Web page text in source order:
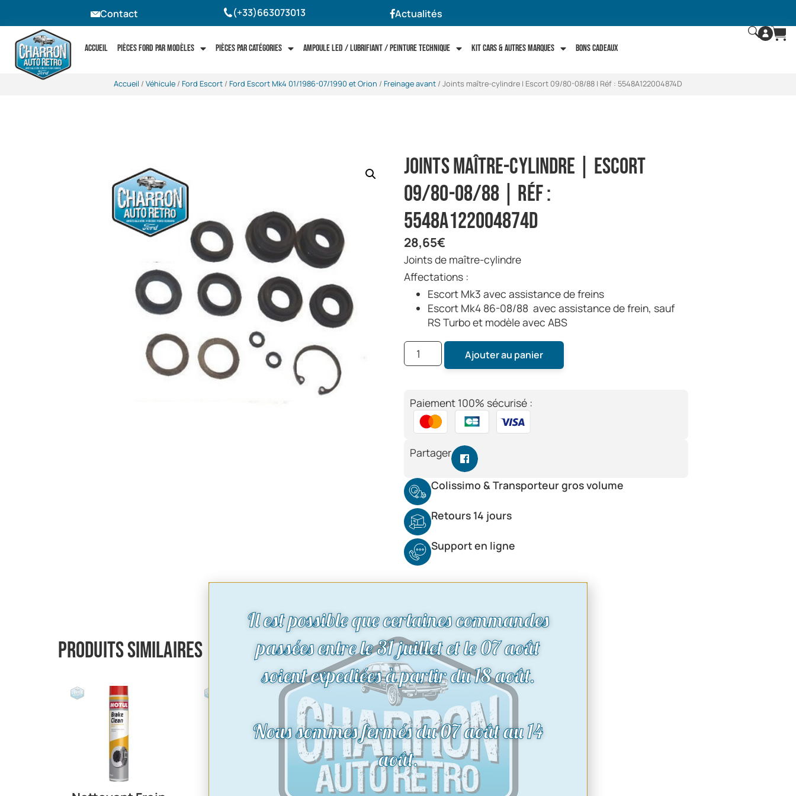
Contact (+33)663073013 Actualités
Accueil Pièces Ford par modèles Pièces par catégories Ampoule LED / Lubrifiant / Peinture technique Kit cars & autres marques Bons Cadeaux
Accueil / Véhicule / Ford Escort / Ford Escort Mk4 01/1986-07/1990 et Orion / Freinage avant / Joints maître-cylindre | Escort 09/80-08/88 | Réf : 5548A122004874D
Joints maître-cylindre | Escort
09/80-08/88 | Réf :
5548A122004874D
28,65€
Joints de maître-cylindre
Affectations :
Escort Mk3 avec assistance de freins
Escort Mk4 86-08/88 avec assistance de frein, sauf
RS Turbo et modèle avec ABS
Ajouter au panier
Paiement 100% sécurisé :
Partager
Colissimo & Transporteur gros volume
Retours 14 jours
Support en ligne
Produits similaires
Il est possible que certaines commandes
passées entre le 31 juillet et le 07 août
soient expediées à partir du 18 août.
Nous sommes fermés du 07 août au 14
août.